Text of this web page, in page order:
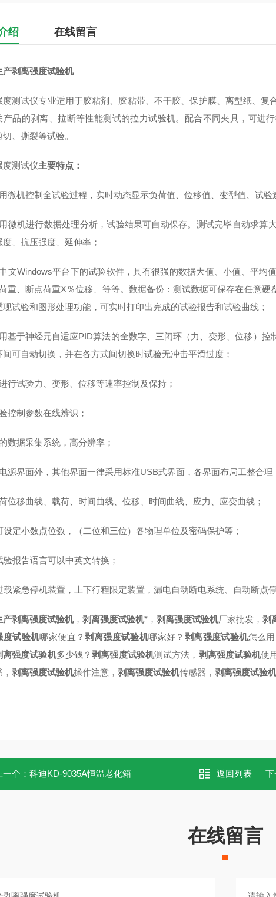
绍 在线留言
产剥离强度试验机
度测试仪专业适用于胶粘剂、胶粘带、不干胶、保护膜、离型纸、
产品的剥离、拉断等性能测试的拉力试验机。配合不同夹具，可进
、撕裂等试验。
度测试仪主要特点：
微机控制全试验过程，实时动态显示负荷值、位移值、变型值、试验
微机进行数据处理分析，试验结果可自动保存。测试完毕自动求算
、抗压强度、延伸率；
文Windows平台下的试验软件，具有很强的数据大值、小值、平均
重、断点荷重X％位移、等等。数据备份：测试数据可保存在任意
现试验和图形处理功能，可实时打印出完成的试验报告和试验曲线；
基于神经元自适应PID算法的全数字、三闭环（力、变形、位移）
间可自动切换，并在各方式间切换时试验无冲击平滑过度；
行试验力、变形、位移等速率控制及保持；
控制参数在线辨识；
数据采集系统，高分辨率；
源界面外，其他界面一律采用标准USB式界面，各界面布局工整合理
位移曲线、载荷、时间曲线、位移、时间曲线、应力、应变曲线；
设定小数点位数，（二位和三位）各物理单位及密码保护等；
验报告语言可以中英文转换；
载紧急停机装置，上下行程限定装置，漏电自动断电系统、自动断点停
产剥离强度试验机， 剥离强度试验机*， 剥离强度试验机厂家批发， 剥
度试验机哪家便宜？剥离强度试验机哪家好？ 剥离强度试验机怎么
离强度试验机多少钱？剥离强度试验机测试方法， 剥离强度试验机使
剥离强度试验机操作注意， 剥离强度试验机传感器， 剥离强度试验机
一个： 科迪KD-9035A恒温老化箱 返回列表 下
在线留言